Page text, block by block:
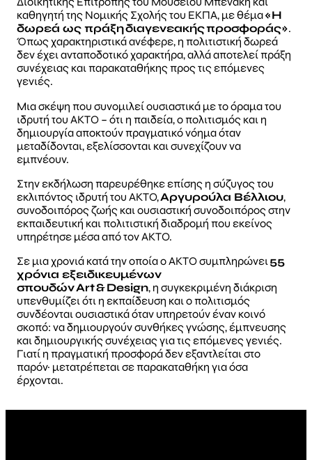
καθηγητή της Νομικής Σχολής του ΕΚΠΑ, με θέμα«Η
δωρεά ως πράξη διαγενεακής προσφοράς».
Όπως χαρακτηριστικά ανέφερε, η πολιτιστική δωρεά
δεν έχει ανταποδοτικό χαρακτήρα, αλλά αποτελεί πράξη
συνέχειας και παρακαταθήκης προς τις επόμενες
γενιές.
Μια σκέψη που συνομιλεί ουσιαστικά με το όραμα του
ιδρυτή του ΑΚΤΟ – ότι η παιδεία, ο πολιτισμός και η
δημιουργία αποκτούν πραγματικό νόημα όταν
μεταδίδονται, εξελίσσονται και συνεχίζουν να
εμπνέουν.
Στην εκδήλωση παρευρέθηκε επίσης η σύζυγος του
εκλιπόντος ιδρυτή του ΑΚΤΟ,Αργυρούλα Βέλλιου,
συνοδοιπόρος ζωής και ουσιαστική συνοδοιπόρος στην
εκπαιδευτική και πολιτιστική διαδρομή που εκείνος
υπηρέτησε μέσα από τον ΑΚΤΟ.
Σε μια χρονιά κατά την οποία ο ΑΚΤΟ συμπληρώνει55
χρόνια εξειδικευμένων
σπουδών Art & Design, η συγκεκριμένη διάκριση
υπενθυμίζει ότι η εκπαίδευση και ο πολιτισμός
συνδέονται ουσιαστικά όταν υπηρετούν έναν κοινό
σκοπό: να δημιουργούν συνθήκες γνώσης, έμπνευσης
και δημιουργικής συνέχειας για τις επόμενες γενιές.
Γιατί η πραγματική προσφορά δεν εξαντλείται στο
παρόν· μετατρέπεται σε παρακαταθήκη για όσα
έρχονται.